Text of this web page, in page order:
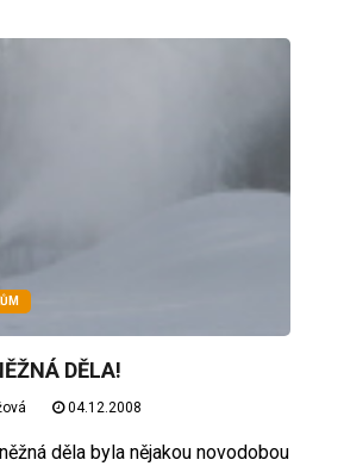
DĚLA!
04.12.2008
děla byla nějakou novodobou